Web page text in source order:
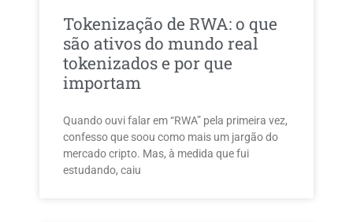
Tokenização de RWA: o que
são ativos do mundo real
tokenizados e por que
importam
Quando ouvi falar em “RWA” pela primeira vez,
confesso que soou como mais um jargão do
mercado cripto. Mas, à medida que fui
estudando, caiu